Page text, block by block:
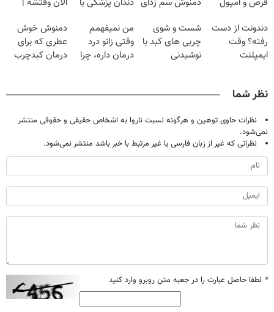
خانگی
میلیون تومان!!!
دندونت از دست
رفته؟ وقت
ایمپلنت
شست و شوی
چربی های کبد با
نوشیدنی
من نمیفهمم
وقتی زانو درد
درمان داره، چرا
دمنوش خوش
عطری که برای
درمان کبدچرب
نظر شما
نظرات حاوی توهین و هرگونه نسبت ناروا به اشخاص حقیقی و حقوقی منتشر
نمی‌شود.
نظراتی که غیر از زبان فارسی یا غیر مرتبط با خبر باشد منتشر نمی‌شود.
* لطفا حاصل عبارت را در جعبه متن روبرو وارد کنید